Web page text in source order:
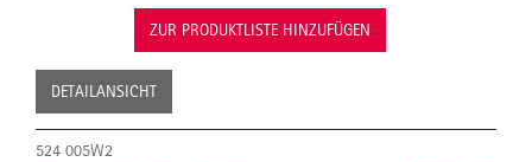
ZUR PRODUKTLISTE HINZUFÜGEN
DETAILANSICHT
524 005W2